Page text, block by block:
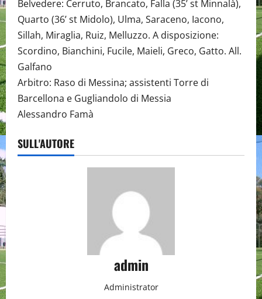
Belvedere: Cerruto, Brancato, Falla (35’ st Minnalà),
Quarto (36’ st Midolo), Ulma, Saraceno, Iacono,
Sillah, Miraglia, Ruiz, Melluzzo. A disposizione:
Scordino, Bianchini, Fucile, Maieli, Greco, Gatto. All.
Galfano
Arbitro: Raso di Messina; assistenti Torre di
Barcellona e Gugliandolo di Messia
Alessandro Famà
SULL'AUTORE
admin
Administrator